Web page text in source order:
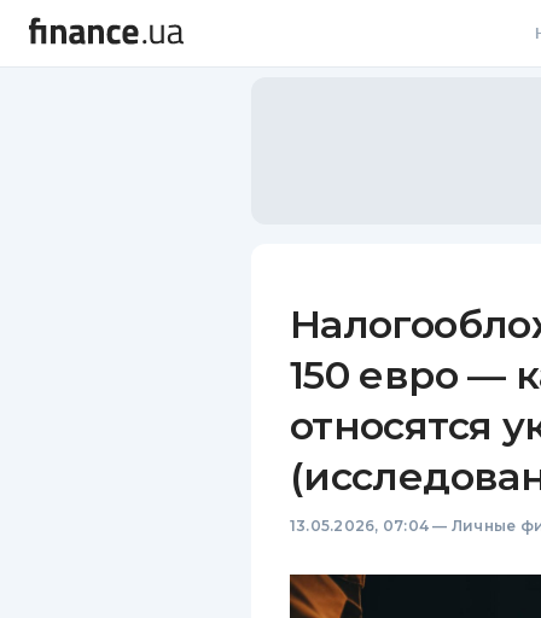
150 евро —
относятся
13.05.2026, 07:04 — Личные